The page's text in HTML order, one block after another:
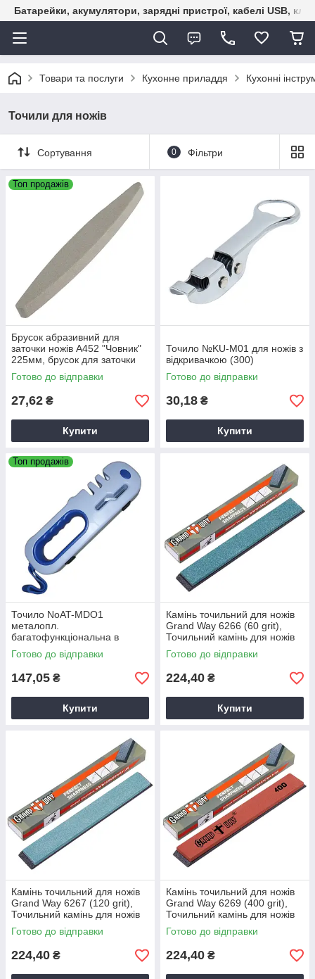
Батарейки, акумулятори, зарядні пристрої, кабелі USB,
Товари та послуги Кухонне приладдя Кухонні
Точили для ножів
Сортування 0 Фільтри
Топ продажів
Брусок абразивний для
заточки ножів А452 "Човник"
225мм, брусок для заточки
Готово до відправки
27,62 ₴
Купити
Точило №KU-M01 для ножів з
відкривачкою (300)
Готово до відправки
30,18 ₴
Купити
Топ продажів
Точило NoAT-MDO1
металопл.
багатофункціональна в
коробці, точилка для ножів
металопластикова, колір в
Готово до відправки
147,05 ₴
Купити
Камінь точильний для ножів
Grand Way 6266 (60 grit),
Точильний камінь для ножів
Готово до відправки
224,40 ₴
Купити
Камінь точильний для ножів
Grand Way 6267 (120 grit),
Точильний камінь для ножів
Готово до відправки
224,40 ₴
Камінь точильний для ножів
Grand Way 6269 (400 grit),
Точильний камінь для ножів
Готово до відправки
224,40 ₴